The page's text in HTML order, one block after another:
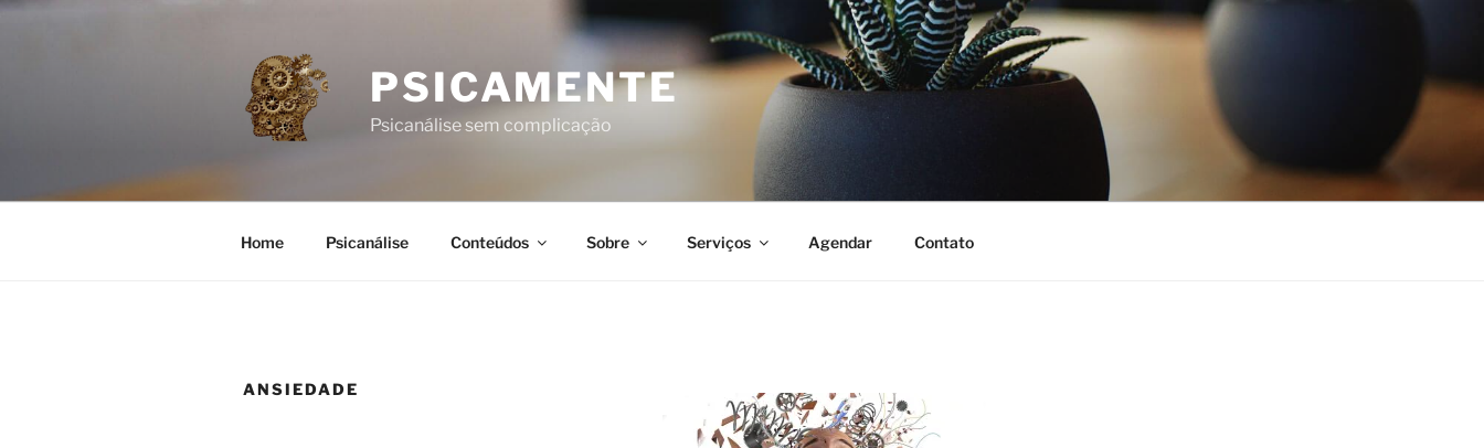
Pular
PSICAMENTE
Psicanálise sem complicação
Home Psicanálise Conteúdos Sobre Serviços Agendar Contato
ANSIEDADE